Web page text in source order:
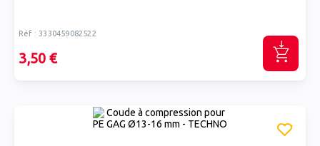
Réf : 3330459082522
3,50 €